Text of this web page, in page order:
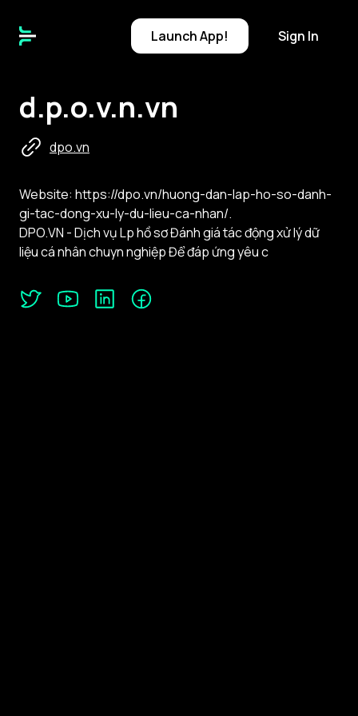
LaunchApp! Sign In
d.p.o.v.n.vn
dpo.vn
Website: https://dpo.vn/huong-dan-lap-ho-so-danh-
gi-tac-dong-xu-ly-du-lieu-ca-nhan/.
DPO.VN - Dịch vụ Lp hồ sơ Đánh giá tác động xử lý dữ
liệu cá nhân chuyn nghiệp Để đáp ứng yêu c